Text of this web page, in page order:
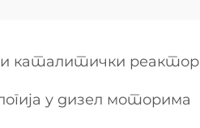
каталитички реактор
у дизел моторима